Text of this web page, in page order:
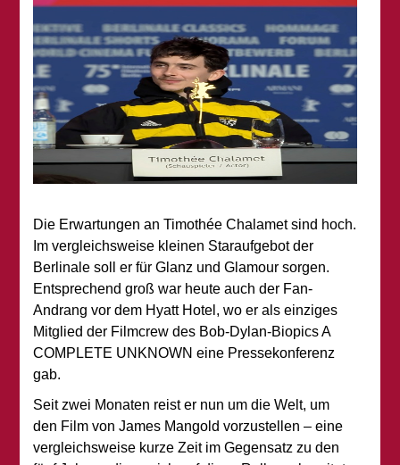
Die Erwartungen an Timothée Chalamet sind hoch.
Im vergleichsweise kleinen Staraufgebot der
Berlinale soll er für Glanz und Glamour sorgen.
Entsprechend groß war heute auch der Fan-
Andrang vor dem Hyatt Hotel, wo er als einziges
Mitglied der Filmcrew des Bob-Dylan-Biopics A
COMPLETE UNKNOWN eine Pressekonferenz
gab.
Seit zwei Monaten reist er nun um die Welt, um
den Film von James Mangold vorzustellen – eine
vergleichsweise kurze Zeit im Gegensatz zu den